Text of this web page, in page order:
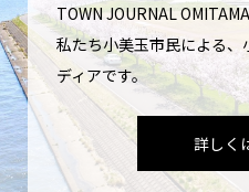
TOWN JOURNAL
私たち小美玉市民による
ディアです。
詳しく